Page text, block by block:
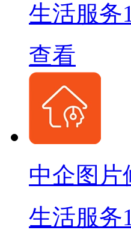
生活服务
查看
中企图片
生活服务